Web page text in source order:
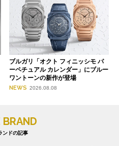
ブルガリ「オクト フィニッシモ パ
ーペチュアル カレンダー」にブルー
ワントーンの新作が登場
NEWS 2026.08.08
BRAND
ンドの記事